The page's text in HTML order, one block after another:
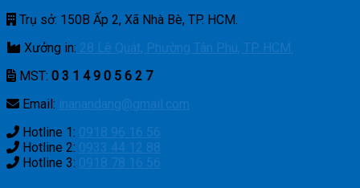
Trụ sở: 150B Ấp 2, Xã Nhà Bè, TP. HCM.
Xưởng in: 28 Lê Quát, Phường Tân Phú, TP. HCM.
MST: 0 3 1 4 9 0 5 6 2 7
Email: inanandang@gmail.com
Hotline 1: 0918 96 16 56
Hotline 2: 0933 44 12 88
Hotline 3: 0918 78 16 56